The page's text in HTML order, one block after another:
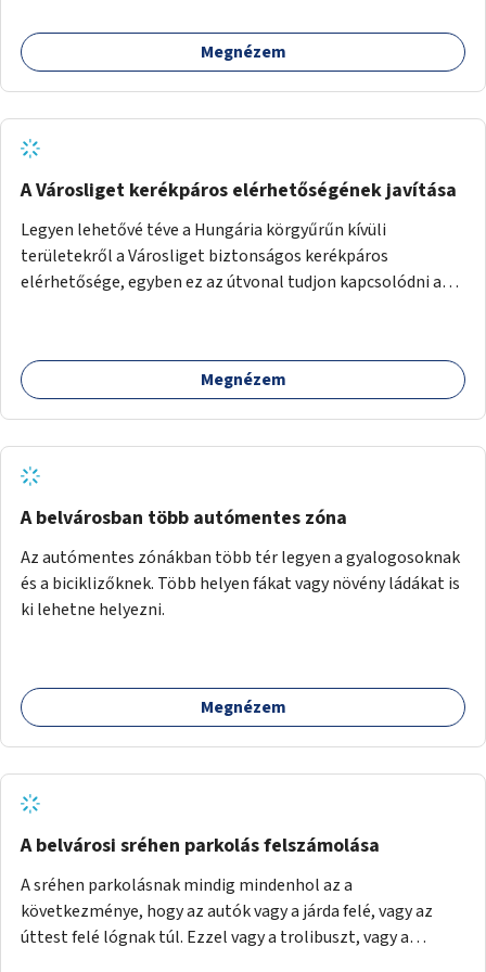
Megnézem
A Városliget kerékpáros elérhetőségének javítása
Legyen lehetővé téve a Hungária körgyűrűn kívüli
területekről a Városliget biztonságos kerékpáros
elérhetősége, egyben ez az útvonal tudjon kapcsolódni a
kerékpárosbaráttá alakítása a Korong utcától kezdődően a
Dózsa György útig, és kapcsolatot kell biztosítani az István
útig, majd a Városliget belváros felé eső oldalán a Zichy
Mihály útról kapcsolatot kell létesíteni a Damjanich utca
felé.
Megnézem
A belvárosban több autómentes zóna
Az autómentes zónákban több tér legyen a gyalogosoknak
és a biciklizőknek. Több helyen fákat vagy növény ládákat is
ki lehetne helyezni.
Megnézem
A belvárosi sréhen parkolás felszámolása
A sréhen parkolásnak mindig mindenhol az a
következménye, hogy az autók vagy a járda felé, vagy az
úttest felé lógnak túl. Ezzel vagy a trolibuszt, vagy a